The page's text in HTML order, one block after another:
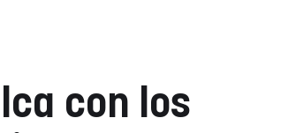
con los